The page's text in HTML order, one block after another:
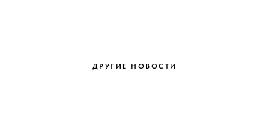
ДРУГИЕ НОВОСТИ